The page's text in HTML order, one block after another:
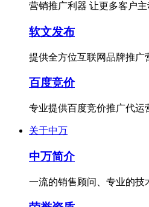
营销推广利器 让更多客户主
软文发布
提供全方位互联网品牌推广
百度竞价
专业提供百度竞价推广代运
关于中万
中万简介
一流的销售顾问、专业的技